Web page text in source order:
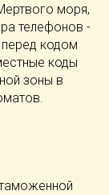
моря,
телефонов -
кодом
коды
зоны в